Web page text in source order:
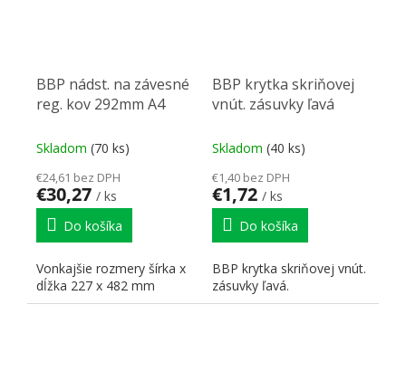
BBP nádst. na závesné
reg. kov 292mm A4
Skladom (70 ks)
€24,61 bez DPH
€30,27 / ks
Do košíka
Vonkajšie rozmery šírka x
dĺžka 227 x 482 mm
BBP krytka skriňovej
vnút. zásuvky ľavá
Skladom (40 ks)
€1,40 bez DPH
€1,72 / ks
Do košíka
BBP krytka skriňovej vnút.
zásuvky ľavá.